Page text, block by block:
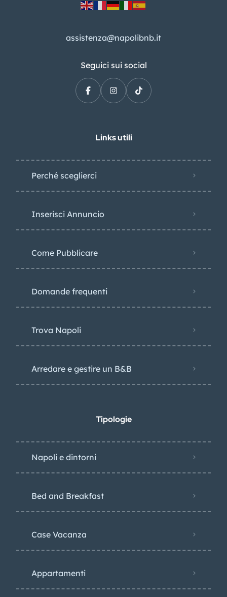
assistenza@napolibnb.it
Seguici sui social
Links utili
Perché sceglierci
Inserisci Annuncio
Come Pubblicare
Domande frequenti
Trova Napoli
Arredare e gestire un B&B
Tipologie
Napoli e dintorni
Bed and Breakfast
Case Vacanza
Appartamenti